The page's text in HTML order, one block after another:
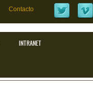
Contacto
INTRANET